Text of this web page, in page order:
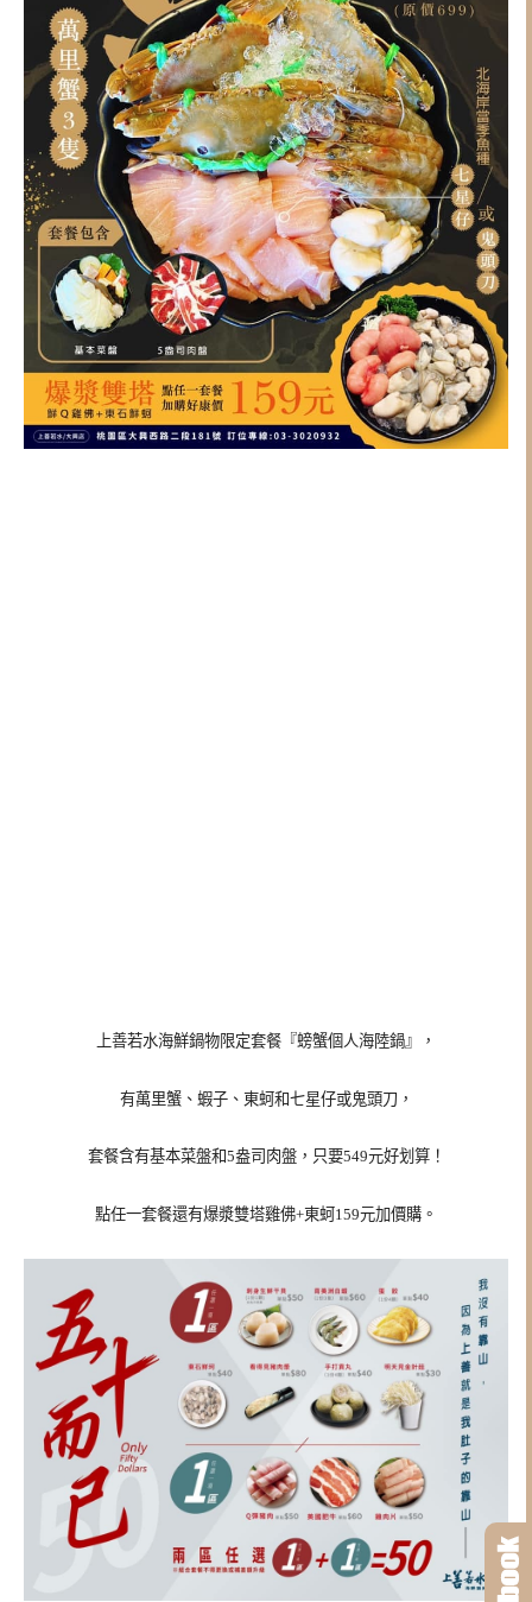
上善若水海鮮鍋物限定套餐『螃蟹個人海陸鍋』，
有萬里蟹、蝦子、東蚵和七星仔或鬼頭刀，
套餐含有基本菜盤和5盎司肉盤，只要549元好划算！
點任一套餐還有爆漿雙塔雞佛+東蚵 159元加價購。